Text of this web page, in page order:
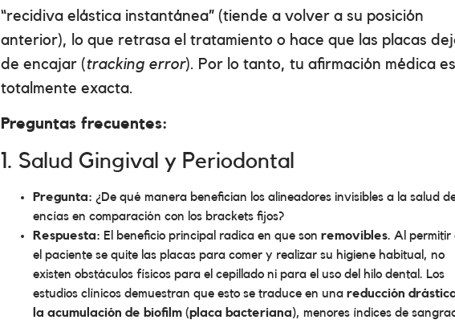
“recidiva elástica instantánea” (tiende a volver a su posición
anterior), lo que retrasa el tratamiento o hace que las placas
de encajar (tracking error). Por lo tanto, tu afirmación médica es
totalmente exacta.
Preguntas frecuentes:
1. Salud Gingival y Periodontal
Pregunta: ¿De qué manera benefician los alineadores invisibles a la salud
encías en comparación con los brackets fijos?
Respuesta: El beneficio principal radica en que son removibles. Al permitir
el paciente se quite las placas para comer y realizar su higiene habitual, no
existen obstáculos físicos para el cepillado ni para el uso del hilo dental. Los
estudios clínicos demuestran que esto se traduce en una reducción
la acumulación de biofilm (placa bacteriana), menores índices de